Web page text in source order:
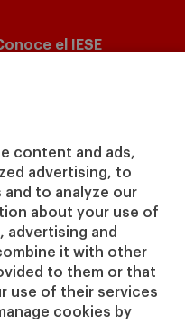
content and ads,
advertising, to
to analyze our
about your use of
advertising and
it with other
to them or that
use of their services
cookies by
el IESE
impacto
con el IESE
Biblioteca
Canal de Compliance
Shop